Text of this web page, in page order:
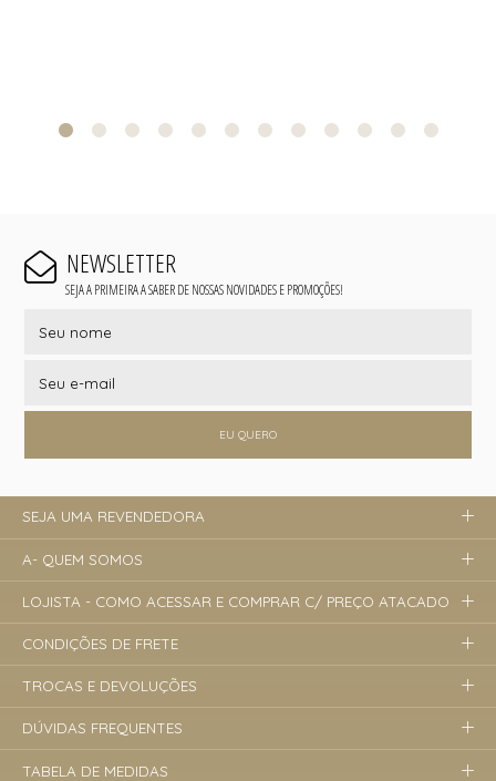
NEWSLETTER
SEJA A PRIMEIRA A SABER DE NOSSAS NOVIDADES E PROMOÇÕES!
EU QUERO
SEJA UMA REVENDEDORA
A- QUEM SOMOS
LOJISTA - COMO ACESSAR E COMPRAR C/ PREÇO ATACADO
CONDIÇÕES DE FRETE
TROCAS E DEVOLUÇÕES
DÚVIDAS FREQUENTES
TABELA DE MEDIDAS